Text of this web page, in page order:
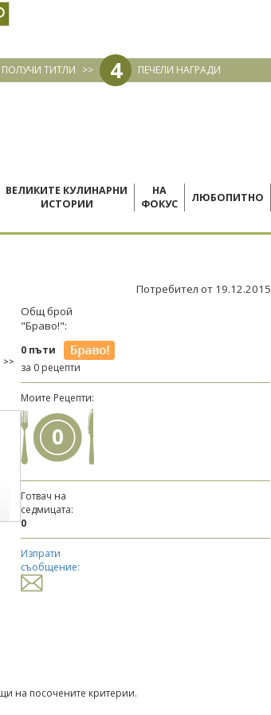
ПОЛУЧИ ТИТЛИ >> 4 ПЕЧЕЛИ НАГРАДИ
ВЕЛИКИТЕ КУЛИНАРНИ
ИСТОРИИ
НА
ФОКУС
ЛЮБОПИТНО
Потребител от 19.12.2015
>>
Общ брой
"Браво!":
0 пъти
за 0 рецепти
Моите Рецепти:
0
Готвач на
седмицата:
0
Изпрати
съобщение:
на посочените критерии.